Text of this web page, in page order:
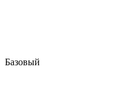
Базовый